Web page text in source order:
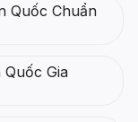
Quốc Chuẩn
Gia